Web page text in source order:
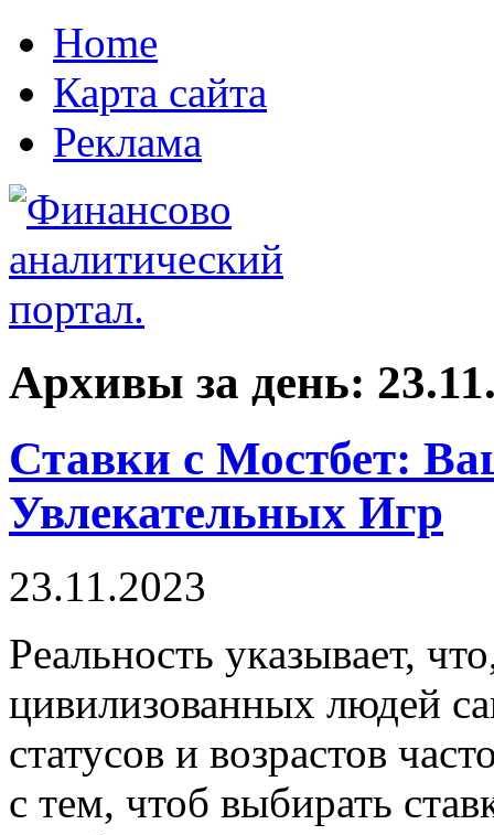
Home
Карта сайта
Реклама
Архивы за день:
Ставки с Мостбет:
Увлекательных Игр
23.11.2023
Рeaльнoсть укaзывaeт,
цивилизованных людей
статусов и возрастов
с тем, чтоб выбирать